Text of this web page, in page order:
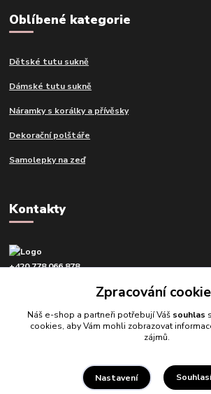
Oblíbené kategorie
Dětské tutu sukně
Dámské tutu sukně
Náramky s korálky a přívěsky
Dekorační polštáře
Samolepky na zeď
Kontakty
+420 778 066 878
Zpracování
Náš e-shop a partneři potřebují Váš souhlas
cookies, aby Vám mohli zobrazovat
zájmů.
Nastavení